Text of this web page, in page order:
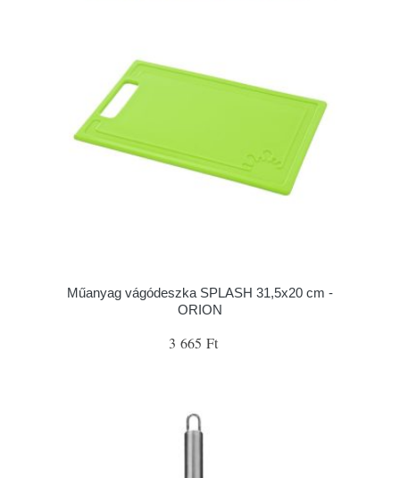
Műanyag vágódeszka SPLASH 31,5x20 cm -
ORION
3 665 Ft